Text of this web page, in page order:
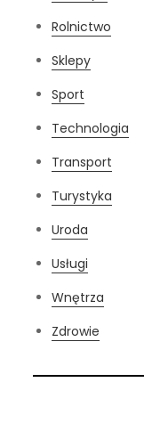
Rolnictwo
Sklepy
Sport
Technologia
Transport
Turystyka
Uroda
Usługi
Wnętrza
Zdrowie